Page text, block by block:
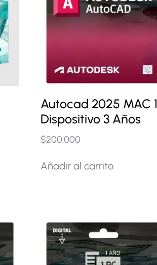
Autocad 2025 MAC 1
Dispositivo 3 Años
$200.000
Añadir al carrito